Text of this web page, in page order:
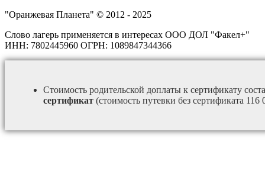
"Оранжевая Планета" © 2012 - 2025
Слово лагерь применяется в интересах ООО ДОЛ "Факел+"
ИНН: 7802445960 ОГРН: 1089847344366
Стоимость родительской доплаты к сертификату
сертификат (стоимость путевки без сертификата 116